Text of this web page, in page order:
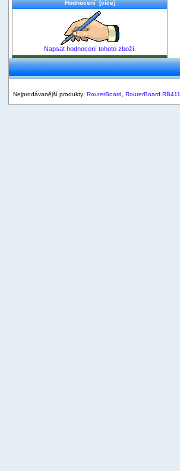
Hodnocení [více]
Napsat hodnocení tohoto zboží.
Nejprodávanější produkty: RouterBoard RouterBoard RB411